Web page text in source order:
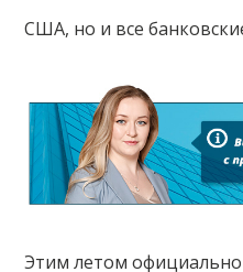
США, но и все
Этим летом официально